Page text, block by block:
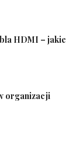
HDMI – jakie
organizacji